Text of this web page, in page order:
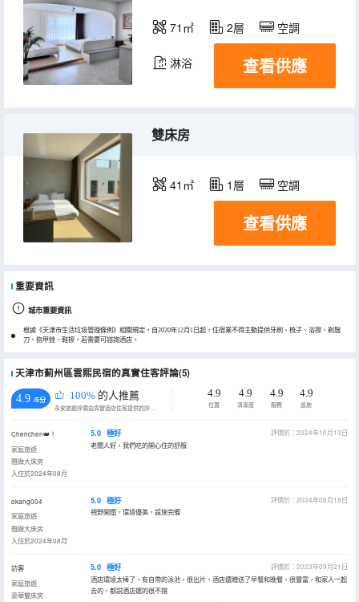
71㎡ 2層 空調
淋浴 查看供應
雙床房
41㎡ 1層 空調
查看供應
重要資訊
城市重要資訊
根據《天津市生活垃圾管理條例》相關規定，自2020年12月1日起，住宿業不得主動提供牙刷、梳子、浴擦、剃鬚
刀、指甲銼、鞋擦，若需要可諮詢酒店。
天津市薊州區雲熙民宿的真實住客評論(5)
4.9 /5分 100% 的人推薦
永安旅遊評價由真實酒店住客提供的評價。
4.9
位置
4.9
清潔度
4.9
服務
4.9
設施
Chenchen👑！
家庭旅遊
雅緻大床房
入住於2024年08月
5.0 極好
評價於：2024年10月13日
老闆人好，我們吃的開心住的舒服
okang004
家庭旅遊
雅緻大床房
入住於2024年08月
5.0 極好
評價於：2024年08月18日
視野開闊，環境優美，設施完備
訪客
家庭旅遊
豪華雙床房
5.0 極好
評價於：2023年09月21日
酒店環境太棒了，有自帶的泳池，很出片，酒店還贈送了早餐和晚餐，很豐富，和家人一起
去的，都説酒店選的很不錯